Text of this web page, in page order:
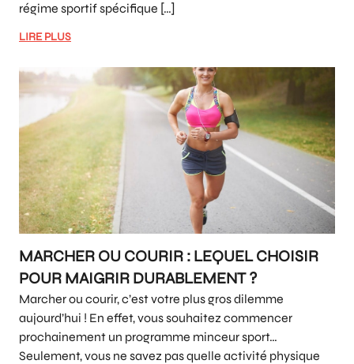
régime sportif spécifique […]
LIRE PLUS
MARCHER OU COURIR : LEQUEL CHOISIR
POUR MAIGRIR DURABLEMENT ?
Marcher ou courir, c’est votre plus gros dilemme
aujourd’hui ! En effet, vous souhaitez commencer
prochainement un programme minceur sport…
Seulement, vous ne savez pas quelle activité physique